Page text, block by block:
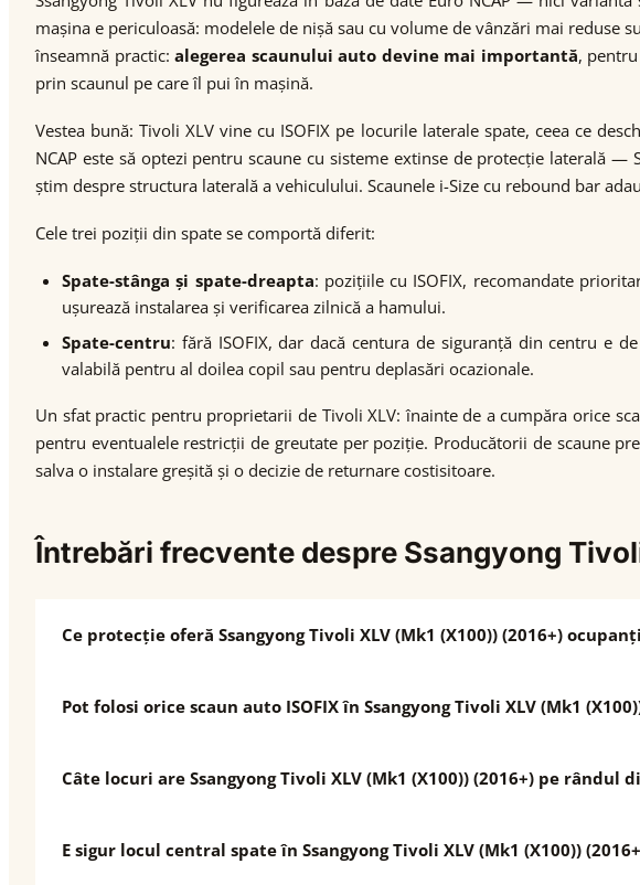
mașina e periculoasă: modelele de nișă sau cu volume de vânzări mai reduse
înseamnă practic:alegerea scaunului auto devine mai importantă,
prin scaunul pe care îl pui în mașină.
Vestea bună: Tivoli XLV vine cu ISOFIX pe locurile laterale spate, ceea ce
NCAP este să optezi pentru scaune cu sisteme extinse de protecție laterală
știm despre structura laterală a vehiculului. Scaunele i-Size cu rebound bar
Cele trei poziții din spate se comportă diferit:
Spate-stânga și spate-dreapta: pozițiile cu ISOFIX, recomandate
ușurează instalarea și verificarea zilnică a hamului.
Spate-centru: fără ISOFIX, dar dacă centura de siguranță din centru e
valabilă pentru al doilea copil sau pentru deplasări ocazionale.
Un sfat practic pentru proprietarii de Tivoli XLV: înainte de a cumpăra orice
pentru eventualele restricții de greutate per poziție. Producătorii de scaune
salva o instalare greșită și o decizie de returnare costisitoare.
Întrebări frecvente despre Ssangyong
Ce protecție oferă Ssangyong Tivoli XLV (Mk1 (X100)) (2016+)
Pot folosi orice scaun auto ISOFIX în Ssangyong Tivoli XLV (Mk1
Câte locuri are Ssangyong Tivoli XLV (Mk1 (X100)) (2016+) pe rândul
E sigur locul central spate în Ssangyong Tivoli XLV (Mk1 (X100))